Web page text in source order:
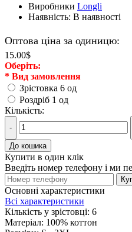
Виробники Longli
Наявність: В наявності
Оптова ціна за одиницю:
15.00$
Оберiть:
* Вид замовлення
Зрістовка 6 од
Роздріб 1 од
Кількість:
-
До кошика
Купити в один клік
Введіть номер телефону і ми
Основні характеристики
Всі характеристики
Кількість у зрістовці: 6
Матеріал: 100% коттон